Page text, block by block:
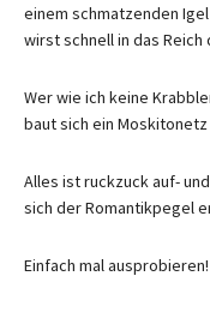
einem schmatzenden
wirst schnell in das Reich
Wer wie ich keine
baut sich ein
Alles ist ruckzuck auf-
sich der Romantikpegel
Einfach mal ausprobieren!